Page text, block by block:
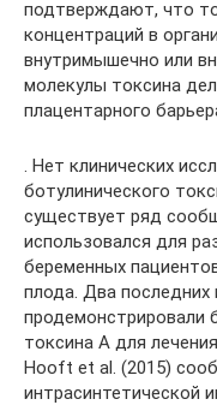
подтверждают, что
концентраций в
внутримышечно или
молекулы токсина
плацентарного
. Нет клинических
ботулинического
существует ряд
использовался для
беременных
плода. Два последних
продемонстрировали
токсина А для
Hooft et al. (2015)
интрасинтетической